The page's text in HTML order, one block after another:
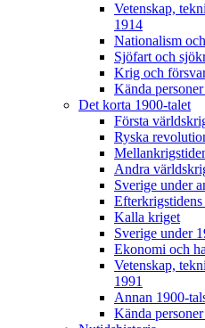
Vetenskap,
1914
Nationalism
Sjöfart och
Krig och
Kända
Det korta 1900-talet
Första
Ryska
Andra
Sverige under
Kalla kriget
Sverige under
Ekonomi och
Vetenskap,
1991
Annan 1900-
Kända